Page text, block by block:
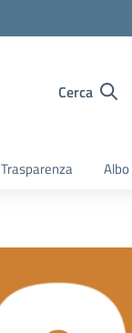
Cerca
Trasparenza